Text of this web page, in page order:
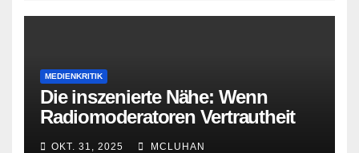
MEDIENKRITIK
Die inszenierte Nähe: Wenn
Radiomoderatoren Vertrautheit
OKT. 31, 2025 MCLUHAN